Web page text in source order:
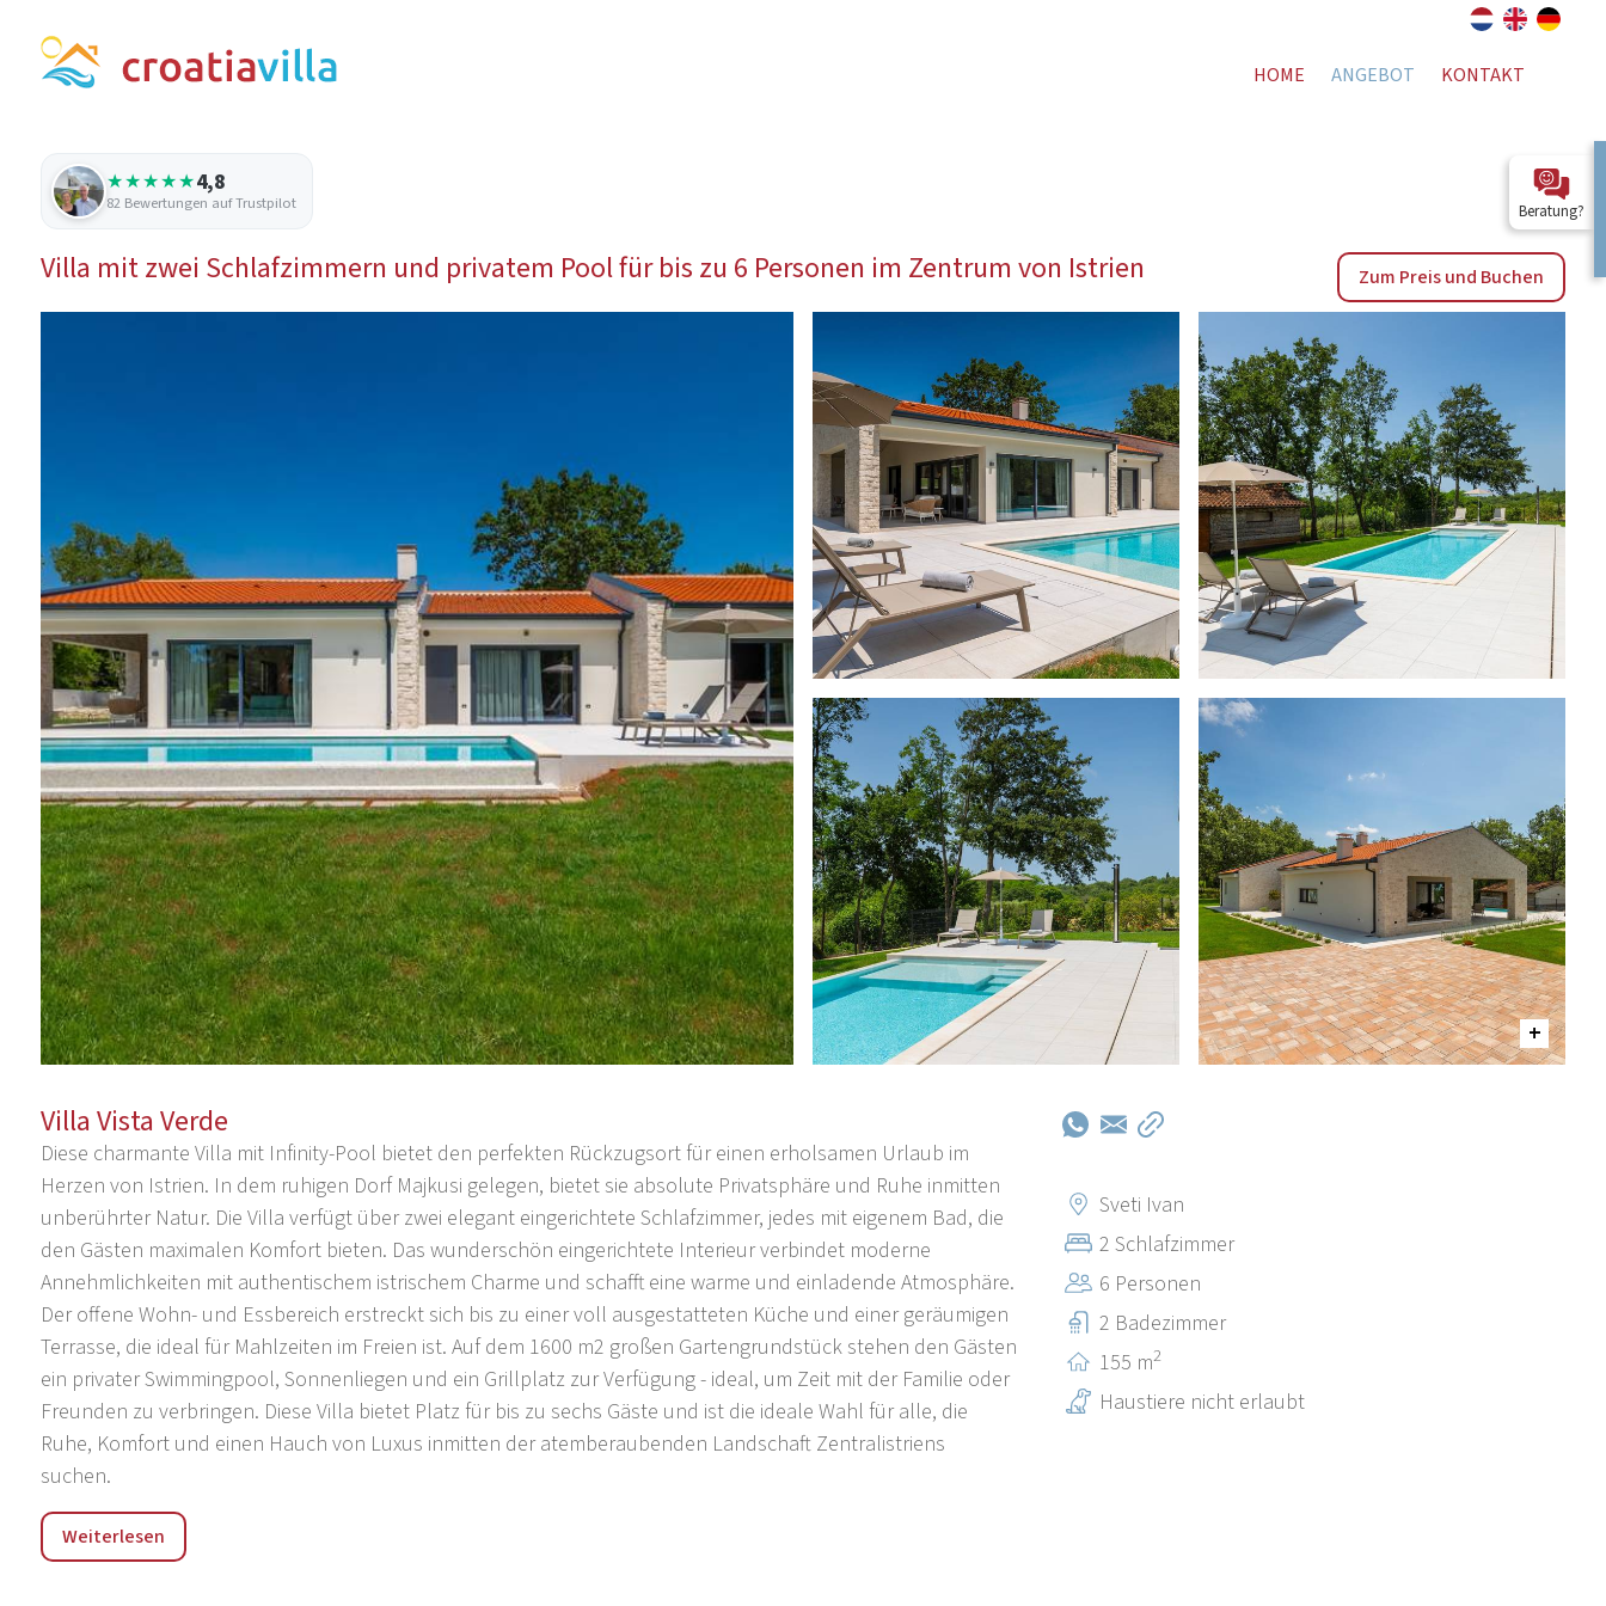
HOME ANGEBOT KONTAKT
★★★★★4,8
82 Bewertungen auf Trustpilot
Villa mit zwei Schlafzimmern und privatem Pool für bis zu 6 Personen im Zentrum von Istrien Zum Preis und Buchen
Villa Vista Verde
Diese charmante Villa mit Infinity-Pool bietet den perfekten Rückzugsort für einen erholsamen Urlaub im
Herzen von Istrien. In dem ruhigen Dorf Majkusi gelegen, bietet sie absolute Privatsphäre und Ruhe inmitten
unberührter Natur. Die Villa verfügt über zwei elegant eingerichtete Schlafzimmer, jedes mit eigenem Bad, die
den Gästen maximalen Komfort bieten. Das wunderschön eingerichtete Interieur verbindet moderne
Annehmlichkeiten mit authentischem istrischem Charme und schafft eine warme und einladende Atmosphäre.
Der offene Wohn- und Essbereich erstreckt sich bis zu einer voll ausgestatteten Küche und einer geräumigen
Terrasse, die ideal für Mahlzeiten im Freien ist. Auf dem 1600 m2 großen Gartengrundstück stehen den Gästen
ein privater Swimmingpool, Sonnenliegen und ein Grillplatz zur Verfügung - ideal, um Zeit mit der Familie oder
Freunden zu verbringen. Diese Villa bietet Platz für bis zu sechs Gäste und ist die ideale Wahl für alle, die
Ruhe, Komfort und einen Hauch von Luxus inmitten der atemberaubenden Landschaft Zentralistriens
suchen.
Baderna ist eine kleine Stadt in Poreština, 13 km östlich von Poreč und 19 km südwestlich von Pazin. Sie liegt
an der Kreuzung der Staatsstraßen Poreč-Pazin-Rijeka (D-48, D-302) durch den Učka-Tunnel und den Pula-
Weiterlesen
Sveti Ivan
2 Schlafzimmer
6 Personen
2 Badezimmer
155 m2
Haustiere nicht erlaubt
Beratung?